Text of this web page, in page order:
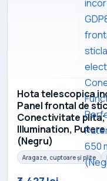
Hota telescopica
Panel frontal de
Conectivitate
Illumination,
(Negru)
Aragaze, cuptoare și plite